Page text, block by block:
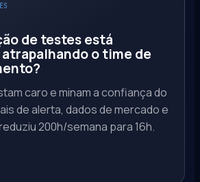
de testes está
o time de
caro e minam a confiança do
de alerta, dados de mercado e
200h/semana para 16h.